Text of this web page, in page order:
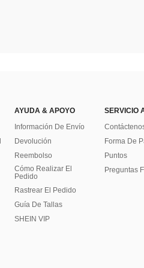
AYUDA & APOYO
Información De Envío
Devolución
Reembolso
Cómo Realizar El
Pedido
Rastrear El Pedido
Guía De Tallas
SHEIN VIP
SERVICIO
Forma De
Puntos
Preguntas